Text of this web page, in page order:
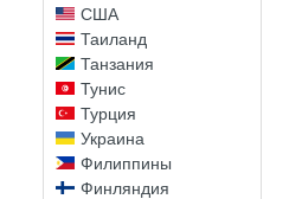
США
Таиланд
Танзания
Тунис
Турция
Украина
Филиппины
Финляндия